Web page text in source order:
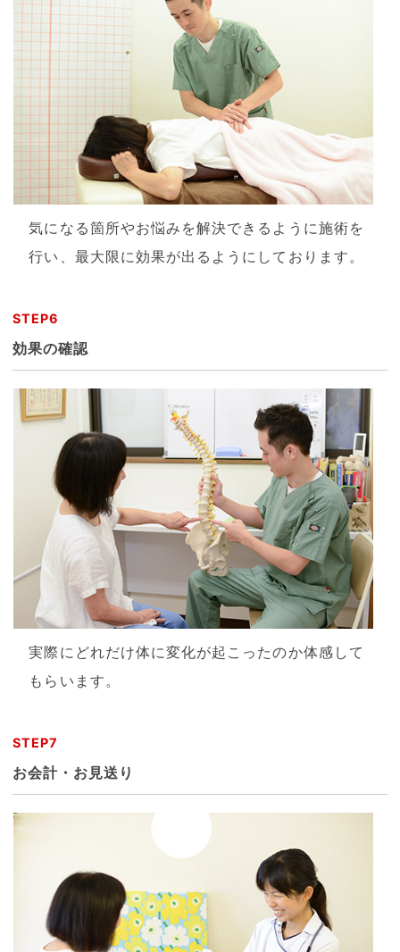
気になる箇所やお悩みを解決できるように施術を
行い、最大限に効果が出るようにしております。
STEP6
効果の確認
実際にどれだけ体に変化が起こったのか体感して
もらいます。
STEP7
お会計・お見送り